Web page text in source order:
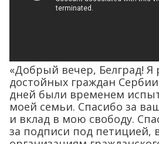
«Добрый вечер, Белград! Я
достойных граждан
дней были временем
моей семьи. Спасибо за
и вклад в мою свободу.
за подписи под петицией,